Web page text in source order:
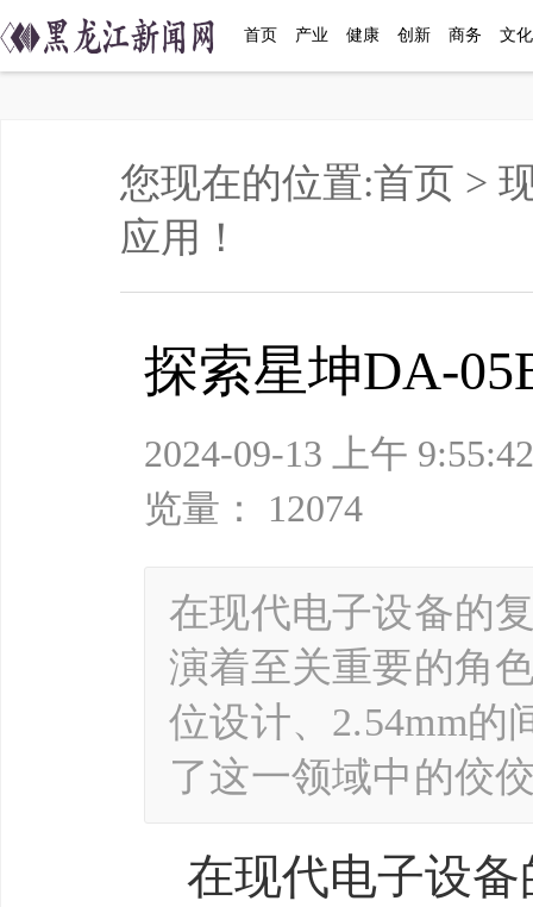
首页 产业 健康 创新 商务 文化
您现在的位置:首页 >
应用！
探索星坤DA-
2024-09-13 上午
览量： 12074
在现代电子设备的
演着至关重要的角
位设计、2.54mm的
了这一领域中的佼
在现代电子设